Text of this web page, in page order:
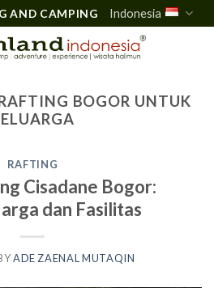
AND CAMPING Indonesia
BOGOR UNTUK
RAFTING
Cisadane Bogor:
dan Fasilitas
ADE ZAENAL MUTAQIN